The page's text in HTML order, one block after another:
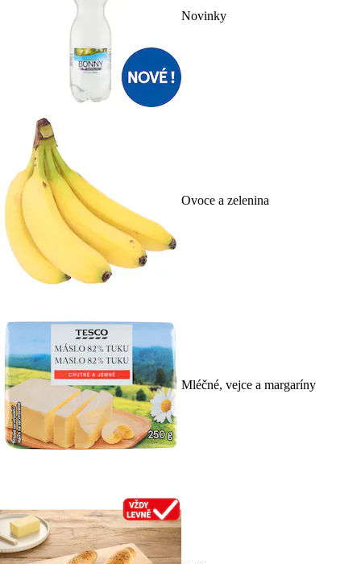
Novinky
Ovoce a zelenina
Mléčné, vejce a margaríny